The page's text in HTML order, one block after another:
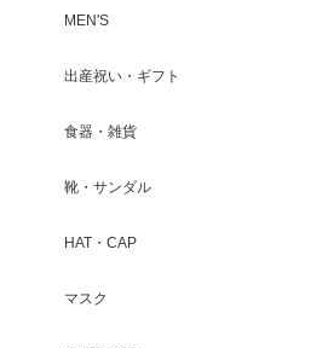
MEN'S
出産祝い・ギフト
食器・雑貨
靴・サンダル
HAT・CAP
マスク